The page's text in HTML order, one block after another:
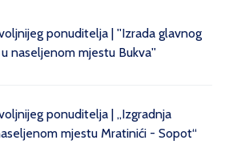
ponuditelja | ''Izrada glavnog
naseljenom mjestu Bukva''
ponuditelja | „Izgradnja
mjestu Mratinići - Sopot“